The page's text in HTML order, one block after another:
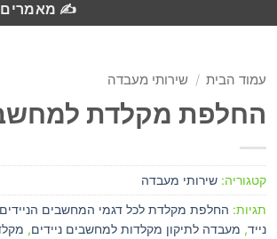
✍️ מאמרים
עמוד הבית / שירותי מעבדה
החלפת מקלדת למחשב
קטגוריה: שירותי מעבדה
תגיות: החלפת מקלדת לכל דגמי המחשבים הניידים
נייד, מעבדה לתיקון מקלדות למחשבים ניידים,